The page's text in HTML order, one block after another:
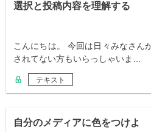
選択と投稿内容を理解する
こんにちは。 今回は日々みなさん
されてない方もいらっしゃいま…
テキスト
自分のメディアに色をつけよ